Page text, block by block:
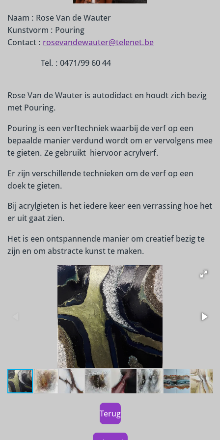
Naam : Rose Van de Wauter
Kunstvorm : Pouring
Contact : rosevandewauter@telenet.be
Tel. : 0471/99 60 44
Rose Van de Wauter is autodidact en houdt zich bezig
met Pouring.
Pouring is een verftechniek waarbij de verf op een
bepaalde manier verdund wordt om er vervolgens mee
te gieten. Ze gebruikt hiervoor acrylverf.
Er zijn verschillende technieken om de verf op een
doek te gieten.
Bij acrylgieten is het iedere keer een verrassing hoe het
er uit gaat zien.
Het is een ontspannende manier om creatief bezig te
zijn en om abstracte kunst te maken.
Terug